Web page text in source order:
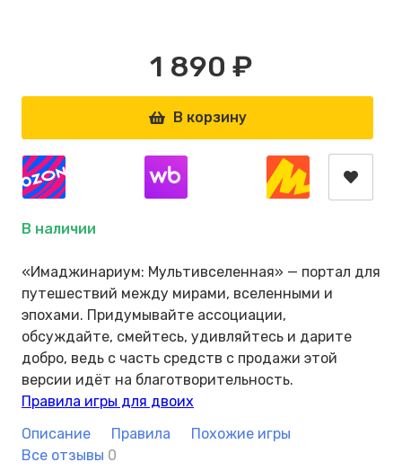
1 890 ₽
В корзину
В наличии
«Имаджинариум: Мультивселенная» — портал для
путешествий между мирами, вселенными и
эпохами. Придумывайте ассоциации,
обсуждайте, смейтесь, удивляйтесь и дарите
добро, ведь с часть средств с продажи этой
версии идёт на благотворительность.
Правила игры для двоих
Описание
Правила
Похожие игры
Все отзывы 0